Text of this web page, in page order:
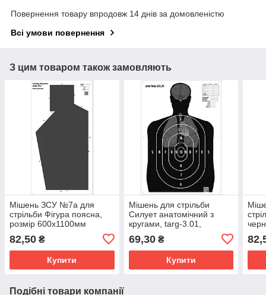
Повернення товару впродовж 14 днів за домовленістю
Всі умови повернення
З цим товаром також замовляють
Мішень ЗСУ №7а для
стрільби Фігура поясна,
розмір 600х1100мм
82,50 ₴
Купити
Мішень для стрільби
Силует анатомічний з
кругами, targ-3.01,
594х841мм
69,30₴
Купити
Подібні товари компанії